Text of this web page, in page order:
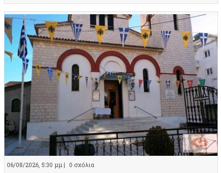
06/08/2026, 5:30 μμ | 0 σχόλια